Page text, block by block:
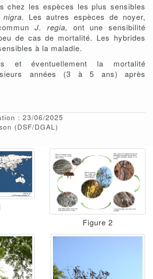
chez les espèces les plus sensibles
Les autres espèces de noyer,
J. regia, ont une sensibilité
de cas de mortalité. Les hybrides
à la maladie.
et éventuellement la mortalité
années (3 à 5 ans) après
: 23/06/2025
(DSF/DGAL)
Figure 2